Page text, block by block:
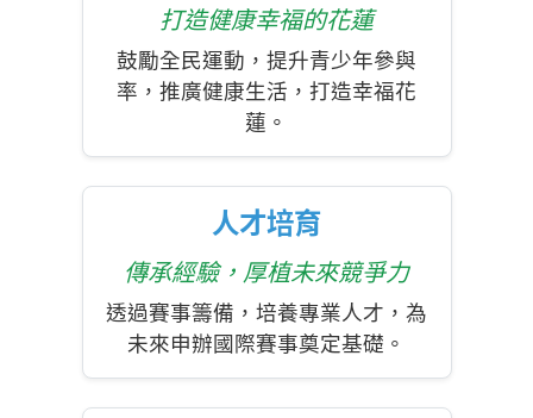
打造健康幸福的花蓮
鼓勵全民運動，提升青少年參與
率，推廣健康生活，打造幸福花
蓮。
人才培育
傳承經驗，厚植未來競爭力
透過賽事籌備，培養專業人才，為
未來申辦國際賽事奠定基礎。